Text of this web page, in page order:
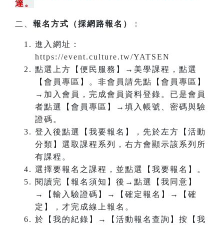
達。
二、 報名方式（採網路報名） ：
進入網址：
https://event.culture.tw/YATSEN
點選上方【便民服務】→美學課程，點選
【會員專區】。非會員請先點【會員專區】
→加入會員，完成會員資料登錄。已是會員
者點選【會員專區】→填入帳號、密碼與驗
證碼。
登入後點選【我要報名】，先於左方【活動
分類】選取課程系列，右方會顯示該系列所
有課程。
選擇要報名之課程，並點選【我要報名】。
閱讀完【報名須知】後→點選【我同意】
→【輸入驗證碼】→【確定報名】→【確
定】，才完成線上報名。
於【我的紀錄】→【活動報名查詢】按【我